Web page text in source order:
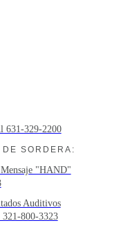
631-329-2200
SORDERA:
"HAND"
Auditivos
800-3323